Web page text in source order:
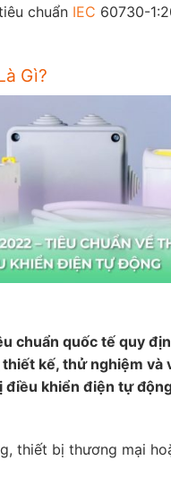
chuẩn IEC 60730-
Gì?
chuẩn quốc tế quy
kế, thử nghiệm và
điều khiển điện tự
thiết bị thương mại